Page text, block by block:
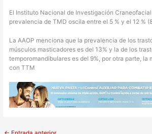
El Instituto Nacional de Investigación
prevalencia de TMD oscila entre el 5 % y el 12 %
La AAOP menciona que la prevalencia de los
músculos masticadores es del 13% y la de los
temporomandibulares es del 9%, por otra parte, la
con TTM